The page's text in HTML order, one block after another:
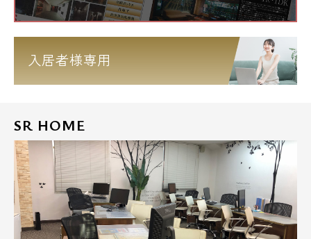
◆中野区立江古田図書館・・1,076m
練馬区の新築・高級賃貸・デザイナーズマン
ションは当社エスアールホームにお任せ下さ
また「仲介手数料無料診断」や初期費用をお
手持ちの「クレジットカード」にてお支払い
頂けますのでお気軽にお問い合わせ下さい。
入居者様専用
SR HOME